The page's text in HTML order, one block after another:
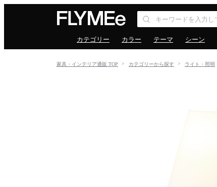
カテゴリー カラー テーマ シーン
家具・インテリア通販 TOP カテゴリーから探す ライト・照明